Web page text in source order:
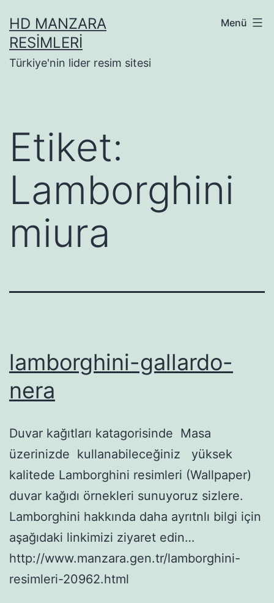
geçHD MANZARA
RESIMLERI
Türkiye'nin lider resim sitesi
Menü
Etiket:
Lamborghini
miura
lamborghini-gallardo-
nera
Duvar kağıtları katagorisinde Masa
üzerinizde kullanabileceğiniz yüksek
kalitede Lamborghini resimleri (Wallpaper)
duvar kağıdı örnekleri sunuyoruz sizlere.
Lamborghini hakkında daha ayrıtnlı bilgi için
aşağıdaki linkimizi ziyaret edin…
http://www.manzara.gen.tr/lamborghini-
resimleri-20962.html